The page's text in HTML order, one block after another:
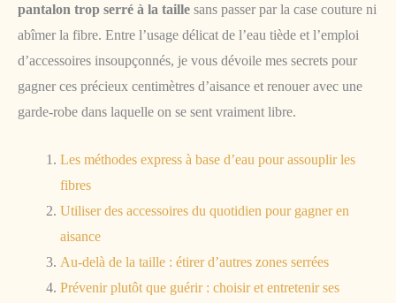
pantalon trop serré à la taille sans passer par la case couture ni
abîmer la fibre. Entre l’usage délicat de l’eau tiède et l’emploi
d’accessoires insoupçonnés, je vous dévoile mes secrets pour
gagner ces précieux centimètres d’aisance et renouer avec une
garde-robe dans laquelle on se sent vraiment libre.
Les méthodes express à base d’eau pour assouplir les
fibres
Utiliser des accessoires du quotidien pour gagner en
aisance
Au-delà de la taille : étirer d’autres zones serrées
Prévenir plutôt que guérir : choisir et entretenir ses